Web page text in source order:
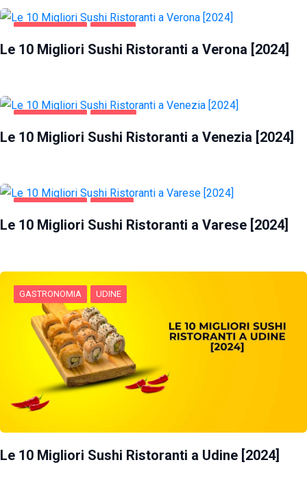
Le 10 Migliori Sushi Ristoranti a Verona [2024]
Le 10 Migliori Sushi Ristoranti a Venezia [2024]
Le 10 Migliori Sushi Ristoranti a Varese [2024]
GASTRONOMIA UDINE
Le 10 Migliori Sushi Ristoranti a Udine [2024]